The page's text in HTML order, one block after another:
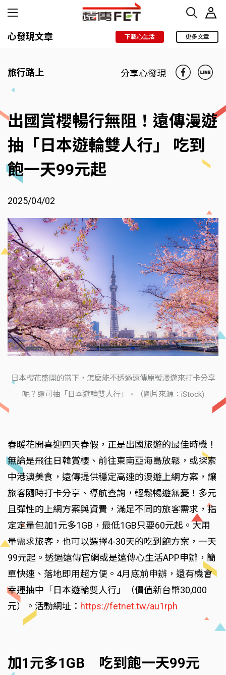
心發現文章 下載心生活 更多文章
旅行路上 分享心發現
出國賞櫻暢行無阻！遠傳漫遊
抽「日本遊輪雙人行」 吃到
飽一天99元起
2025/04/02
日本櫻花盛開的當下，怎麼能不透過遠傳原號漫遊來打卡分享
呢？還可抽「日本遊輪雙人行」。（圖片來源：iStock)
春暖花開喜迎四天春假，正是出國旅遊的最佳時機！
無論是飛往日韓賞櫻、前往東南亞海島放鬆，或探索
中港澳美食，遠傳提供穩定高速的漫遊上網方案，讓
旅客隨時打卡分享、導航查詢，輕鬆暢遊無憂！多元
且彈性的上網方案與資費，滿足不同的旅客需求，指
定定量包加1元多1GB，最低1GB只要60元起。大用
量需求旅客，也可以選擇4-30天的吃到飽方案，一天
99元起。透過遠傳官網或是遠傳心生活APP申辦，簡
單快速、落地即用超方便。4月底前申辦，還有機會
幸運抽中「日本遊輪雙人行」（價值新台幣30,000
元）。活動網址： https://fetnet.tw/au1rph
加1元多1GB 吃到飽一天99元